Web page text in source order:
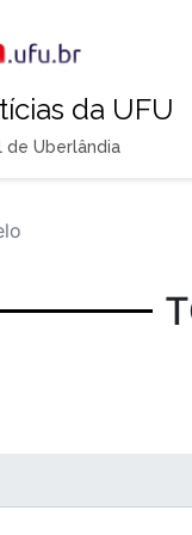
da UFU
de Uberlândia